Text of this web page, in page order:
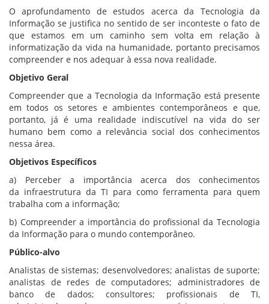
O aprofundamento de estudos acerca da Tecnologia da
Informação se justifica no sentido de ser inconteste o fato de
que estamos em um caminho sem volta em relação à
informatização da vida na humanidade, portanto precisamos
compreender e nos adequar à essa nova realidade.
Objetivo Geral
Compreender que a Tecnologia da Informação está presente
em todos os setores e ambientes contemporâneos e que,
portanto, já é uma realidade indiscutível na vida do ser
humano bem como a relevância social dos conhecimentos
nessa área.
Objetivos Específicos
a) Perceber a importância acerca dos conhecimentos
da infraestrutura da TI para como ferramenta para quem
trabalha com a informação;
b) Compreender a importância do profissional da Tecnologia
da Informação para o mundo contemporâneo.
Público-alvo
Analistas de sistemas; desenvolvedores; analistas de suporte;
analistas de redes de computadores; administradores de
banco de dados; consultores; profissionais de TI,